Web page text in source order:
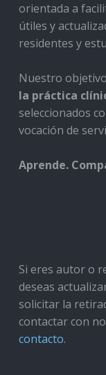
orientada a
útiles y
residentes y
Nuestro
la práctica
seleccionados
vocación de
Aprende.
Si eres autor o
deseas
solicitar la
contactar con
contacto.